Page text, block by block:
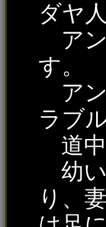
ダヤ
アン
す。
アン
ラブ
道中
幼い
り、